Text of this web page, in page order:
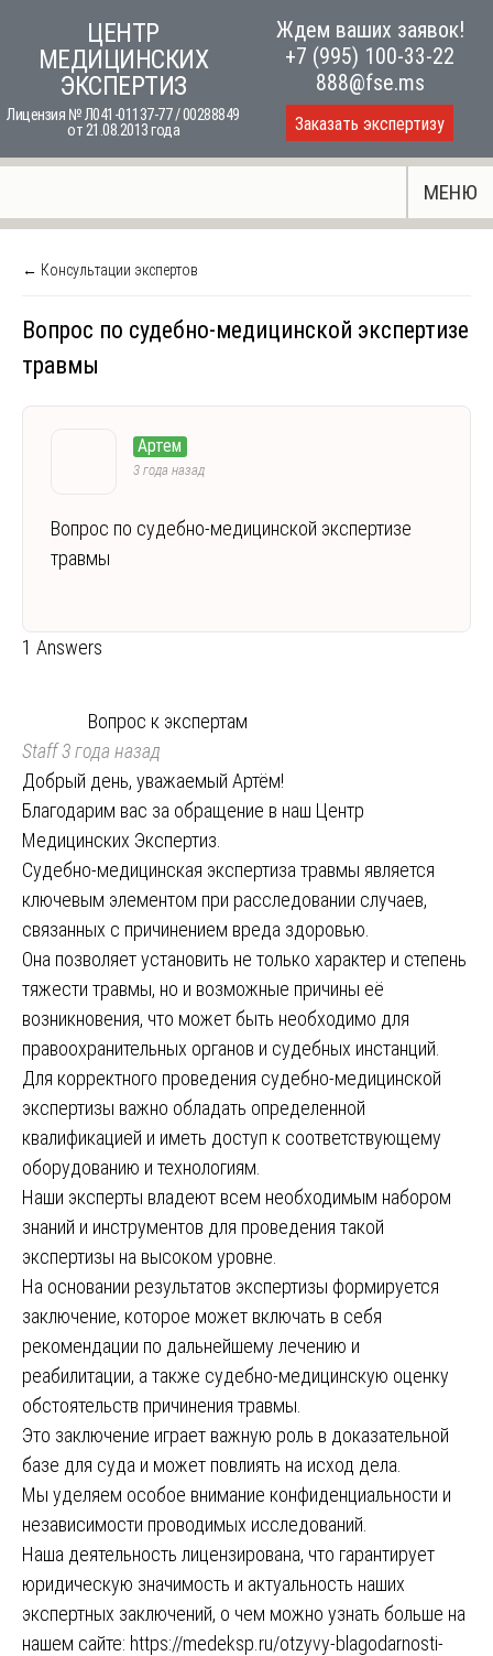
content
ЦЕНТР
МЕДИЦИНСКИХ
ЭКСПЕРТИЗ
Лицензия № Л041-01137-77 / 00288849
от 21.08.2013 года
Ждем ваших заявок!
+7 (995) 100-33-22
888@fse.ms
Заказать экспертизу
МЕНЮ
← Консультации экспертов
Вопрос по судебно-медицинской экспертизе
травмы
Артем
3 года назад
Вопрос по судебно-медицинской экспертизе
травмы
1 Answers
Вопрос к экспертам
Staff3 года назад
Добрый день, уважаемый Артём!
Благодарим вас за обращение в наш Центр
Медицинских Экспертиз.
Судебно-медицинская экспертиза травмы является
ключевым элементом при расследовании случаев,
связанных с причинением вреда здоровью.
Она позволяет установить не только характер и степень
тяжести травмы, но и возможные причины её
возникновения, что может быть необходимо для
правоохранительных органов и судебных инстанций.
Для корректного проведения судебно-медицинской
экспертизы важно обладать определенной
квалификацией и иметь доступ к соответствующему
оборудованию и технологиям.
Наши эксперты владеют всем необходимым набором
знаний и инструментов для проведения такой
экспертизы на высоком уровне.
На основании результатов экспертизы формируется
заключение, которое может включать в себя
рекомендации по дальнейшему лечению и
реабилитации, а также судебно-медицинскую оценку
обстоятельств причинения травмы.
Это заключение играет важную роль в доказательной
базе для суда и может повлиять на исход дела.
Мы уделяем особое внимание конфиденциальности и
независимости проводимых исследований.
Наша деятельность лицензирована, что гарантирует
юридическую значимость и актуальность наших
экспертных заключений, о чем можно узнать больше на
нашем сайте: https://medeksp.ru/otzyvy-blagodarnosti-